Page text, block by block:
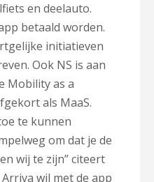
en deelauto.
betaald worden.
initiatieven
Ook NS is aan
Mobility as a
als MaaS.
te kunnen
om dat je de
wij te zijn” citeert
wil met de app